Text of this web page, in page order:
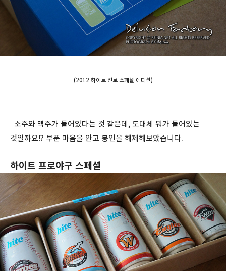
(2012 하이트 진로 스페셜 에디션)
소주와 맥주가 들어있다는 것 같은데, 도대체 뭐가 들어있는
것일까요!? 부푼 마음을 안고 봉인을 해제해보았습니다.
하이트 프로야구 스페셜